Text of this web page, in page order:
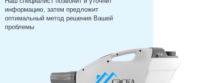
информацию, затем предложит
оптимальный метод решения Вашей
проблемы